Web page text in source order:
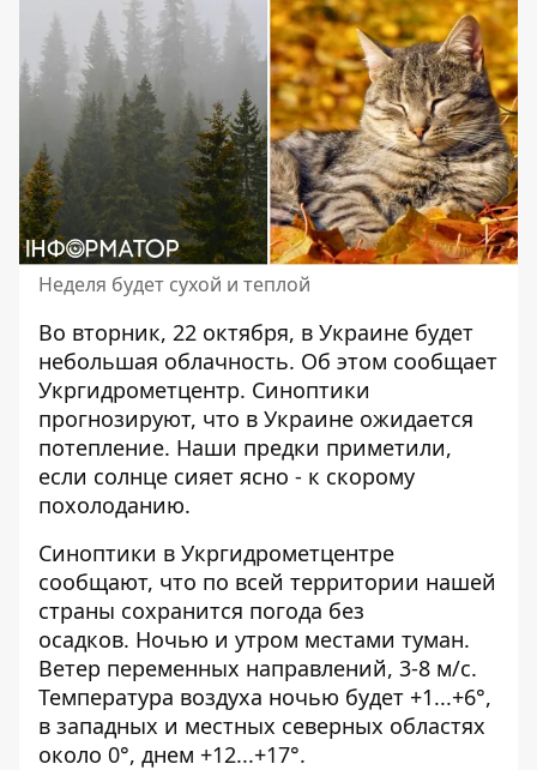
Неделя будет сухой и теплой
Во вторник, 22 октября, в Украине будет
небольшая облачность. Об этом сообщает
Укргидрометцентр. Синоптики
прогнозируют, что в Украине ожидается
потепление. Наши предки приметили,
если солнце сияет ясно - к скорому
похолоданию.
Синоптики в Укргидрометцентре
сообщают, что по всей территории нашей
страны сохранится погода без
осадков. Ночью и утром местами туман.
Ветер переменных направлений, 3-8 м/с.
Температура воздуха ночью будет +1...+6°,
в западных и местных северных областях
около 0°, днем ​​+12...+17°.